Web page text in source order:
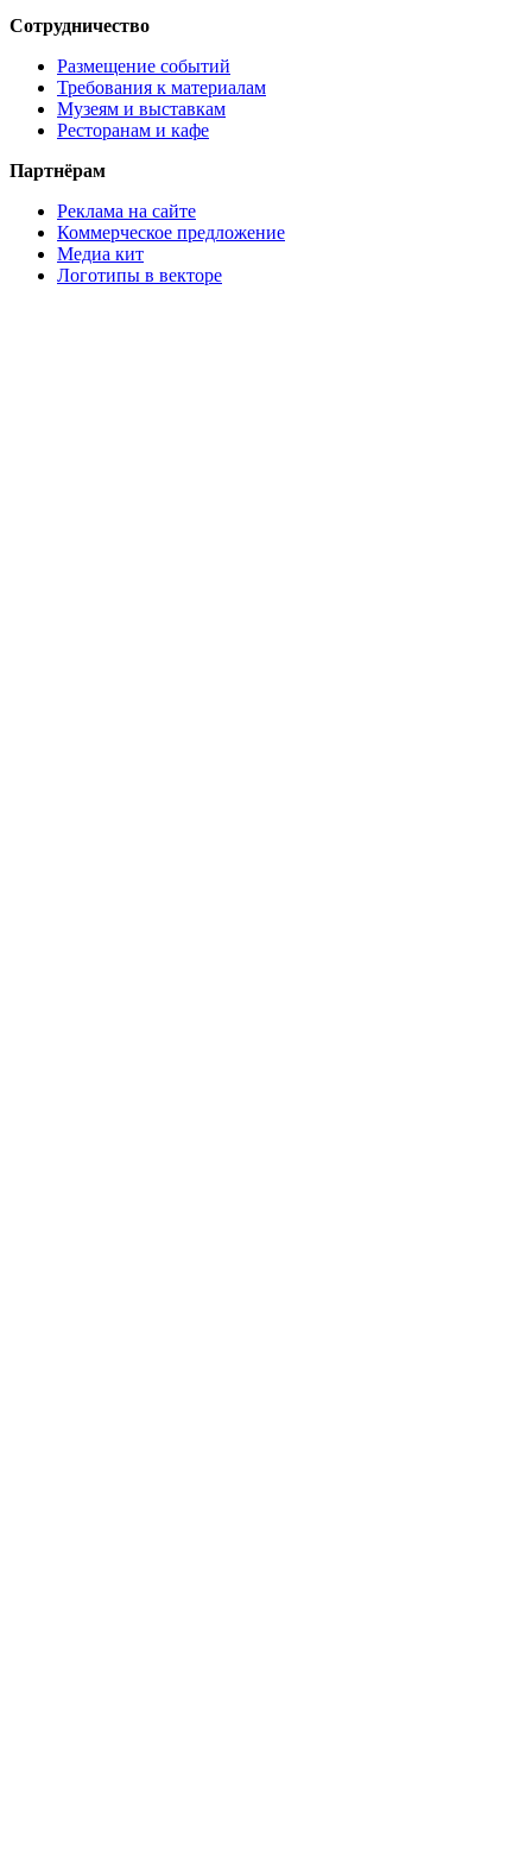
Сотрудничество
Размещение событий
Требования к материалам
Музеям и выставкам
Ресторанам и кафе
Партнёрам
Реклама на сайте
Коммерческое предложение
Медиа кит
Логотипы в векторе